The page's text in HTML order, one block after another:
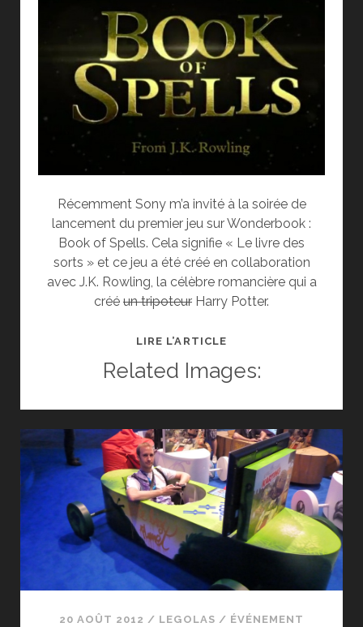
Récemment Sony m’a invité à la soirée de
lancement du premier jeu sur Wonderbook :
Book of Spells. Cela signifie « Le livre des
sorts » et ce jeu a été créé en collaboration
avec J.K. Rowling, la célèbre romancière qui a
créé un tripoteur Harry Potter.
LIRE L’ARTICLESOIRÉE
:
SPELLS
Related Images:
20 AOÛT 2012 / LEGOLAS / ÉVÉNEMENT